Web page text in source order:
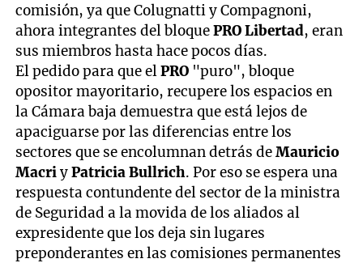
comisión, ya que Colugnatti y Compagnoni,
ahora integrantes del bloquePRO Libertad, eran
sus miembros hasta hace pocos días.
El pedido para que elPRO "puro", bloque
opositor mayoritario, recupere los espacios en
la Cámara baja demuestra que está lejos de
apaciguarse por las diferencias entre los
sectores que se encolumnan detrás deMauricio
MacriyPatricia Bullrich. Por eso se espera una
respuesta contundente del sector de la ministra
de Seguridad a la movida de los aliados al
expresidente que los deja sin lugares
preponderantes en las comisiones permanentes